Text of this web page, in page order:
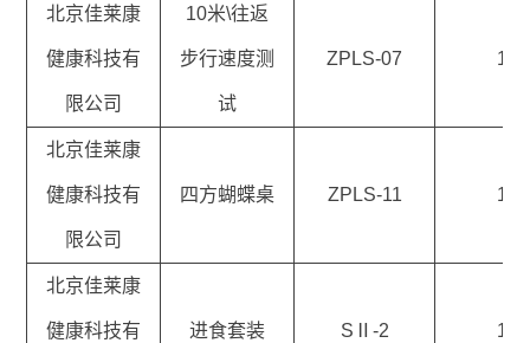
北京佳莱康
健康科技有
限公司
10米\往返
步行速度测
试
ZPLS-07 1
北京佳莱康
健康科技有
限公司
四方蝴蝶桌 ZPLS-11 1
北京佳莱康
健康科技有 进食套装 SⅡ-2 1